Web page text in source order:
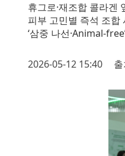
휴그로·재조합 콜라겐
피부 고민별 즉석 조합
‘삼중 나선·Animal-
2026-05-12 15:40